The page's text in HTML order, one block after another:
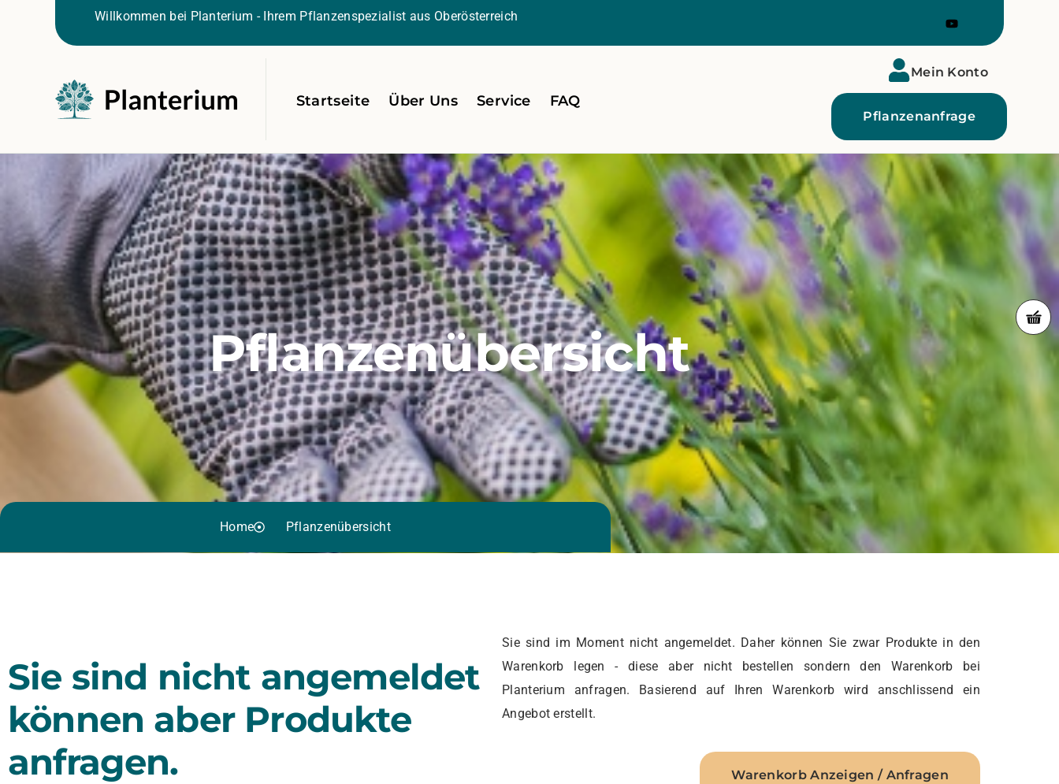
Willkommen bei Planterium - Ihrem Pflanzenspezialist aus Oberösterreich
Startseite Über Uns Service FAQ
Mein Konto
Pflanzenanfrage
Pflanzenübersicht
Home Pflanzenübersicht
Sie sind nicht angemeldet
können aber Produkte
anfragen.
Sie sind im Moment nicht angemeldet. Daher können Sie zwar Produkte in den
Warenkorb legen - diese aber nicht bestellen sondern den Warenkorb bei
Planterium anfragen. Basierend auf Ihren Warenkorb wird anschlissend ein
Angebot erstellt.
Warenkorb Anzeigen / Anfragen